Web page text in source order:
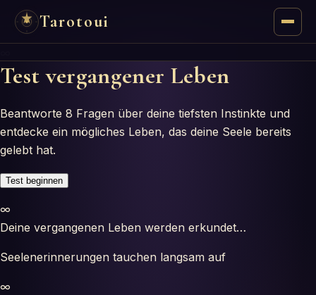
Tarotoui
Réponses du Tarot
Oracles
Astrologie
Test vergangener Leben
Beantworte 8 Fragen über deine tiefsten Instinkte und
entdecke ein mögliches Leben, das deine Seele bereits
gelebt hat.
Test beginnen
∞
Deine vergangenen Leben werden erkundet…
Seelenerinnerungen tauchen langsam auf
∞